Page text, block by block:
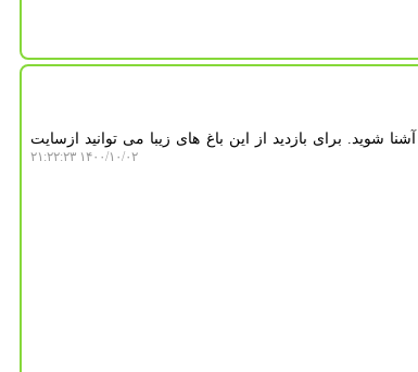
شوید. برای بازدید از این باغ های زیبا می توانید ازسایت
۱۴۰۰/۱۰/۰۲ ۲۱:۲۲:۲۳